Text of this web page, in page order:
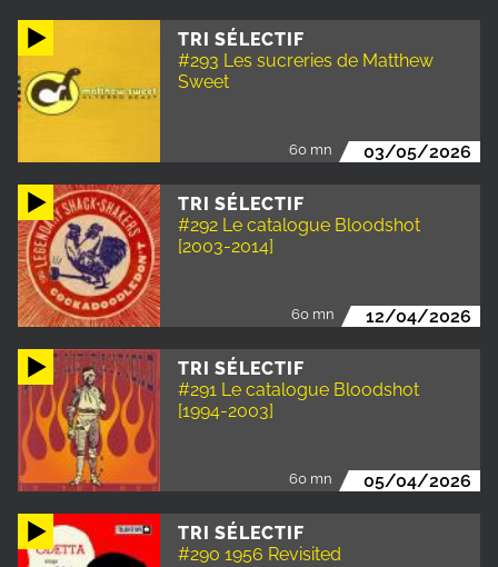
TRI SÉLECTIF
#293 Les sucreries de Matthew
Sweet
60 mn 03/05/2026
TRI SÉLECTIF
#292 Le catalogue Bloodshot
[2003-2014]
60 mn 12/04/2026
TRI SÉLECTIF
#291 Le catalogue Bloodshot
[1994-2003]
60 mn 05/04/2026
TRI SÉLECTIF
#290 1956 Revisited